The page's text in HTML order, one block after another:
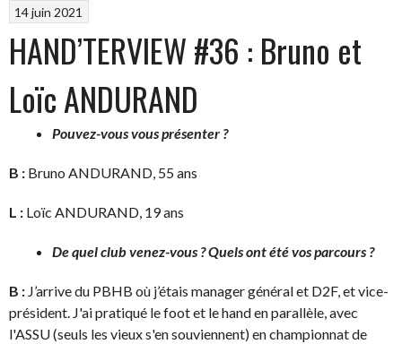
14 juin 2021
HAND’TERVIEW #36 : Bruno et
Loïc ANDURAND
Pouvez-vous vous présenter ?
B : Bruno ANDURAND, 55 ans
L : Loïc ANDURAND, 19 ans
De quel club venez-vous ? Quels ont été vos parcours ?
B : J’arrive du PBHB où j’étais manager général et D2F, et vice-
président. J'ai pratiqué le foot et le hand en parallèle, avec
l'ASSU (seuls les vieux s'en souviennent) en championnat de